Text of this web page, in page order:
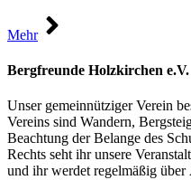
Mehr
Bergfreunde Holzkirchen e.V.
Unser gemeinnütziger Verein
Vereins sind Wandern,
Beachtung der Belange des
Rechts seht ihr unsere
und ihr werdet regelmäßig